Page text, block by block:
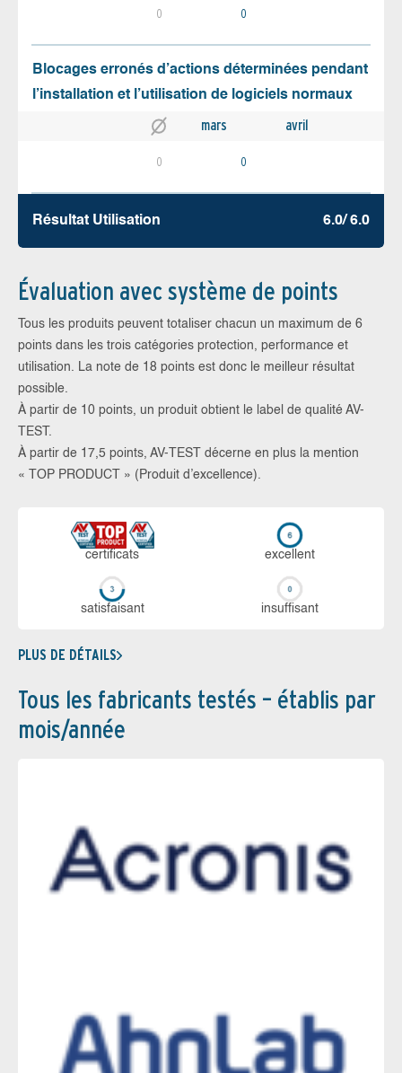
0 0
Blocages erronés d’actions déterminées pendant
l’installation et l’utilisation de logiciels normaux
mars avril
0 0
Résultat Utilisation 6.0/ 6.0
Évaluation avec système de points
Tous les produits peuvent totaliser chacun un maximum de 6
points dans les trois catégories protection, performance et
utilisation. La note de 18 points est donc le meilleur résultat
possible.
À partir de 10 points, un produit obtient le label de qualité AV-
TEST.
À partir de 17,5 points, AV-TEST décerne en plus la mention
« TOP PRODUCT » (Produit d’excellence).
certi­ficats ex­cellent
sa­tis­fai­sant in­suf­fi­sant
PLUS DE DÉTAILS
Tous les fabricants testés – établis par
mois/année